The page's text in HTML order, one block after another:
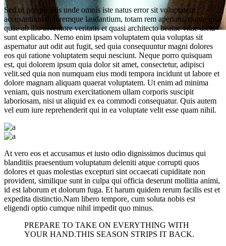
read the new post
Fitness Factory Hattingen
Sed ut perspiciatis unde omnis iste natus error sit voluptatem
accusantium doloremque laudantium, totam rem aperiam, eaque ipsa
quae ab illo inventore veritatis et quasi architecto beatae vitae dicta
sunt explicabo. Nemo enim ipsam voluptatem quia voluptas sit
aspernatur aut odit aut fugit, sed quia consequuntur magni dolores
eos qui ratione voluptatem sequi nesciunt. Neque porro quisquam
est, qui dolorem ipsum quia dolor sit amet, consectetur, adipisci
velit.sed quia non numquam eius modi tempora incidunt ut labore et
dolore magnam aliquam quaerat voluptatem. Ut enim ad minima
veniam, quis nostrum exercitationem ullam corporis suscipit
laboriosam, nisi ut aliquid ex ea commodi consequatur. Quis autem
vel eum iure reprehenderit qui in ea voluptate velit esse quam nihil.
At vero eos et accusamus et iusto odio dignissimos ducimus qui
blanditiis praesentium voluptatum deleniti atque corrupti quos
dolores et quas molestias excepturi sint occaecati cupiditate non
provident, similique sunt in culpa qui officia deserunt mollitia animi,
id est laborum et dolorum fuga. Et harum quidem rerum facilis est et
expedita distinctio.Nam libero tempore, cum soluta nobis est
eligendi optio cumque nihil impedit quo minus.
PREPARE TO TAKE ON EVERYTHING WITH
YOUR HAND.THIS SEASON STRIPS IT BACK.